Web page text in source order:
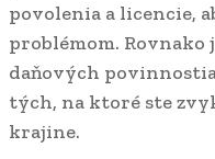
povolenia a licencie,
problémom. Rovnako
daňových
tých, na ktoré ste
krajine.